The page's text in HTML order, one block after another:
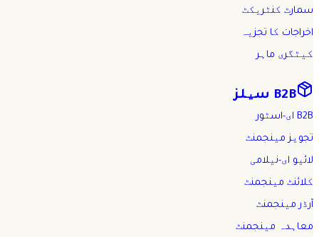
سمارٹ کنٹریکٹ
اخراجات کا تجزیہ
کیٹگری ماہر
B2B سیلز
B2B ای-اسٹور
تجویز مینجمنٹ
لائیو ای-نیلامی
کلائنٹ مینجمنٹ
آرڈر مینجمنٹ
معاہدہ مینجمنٹ